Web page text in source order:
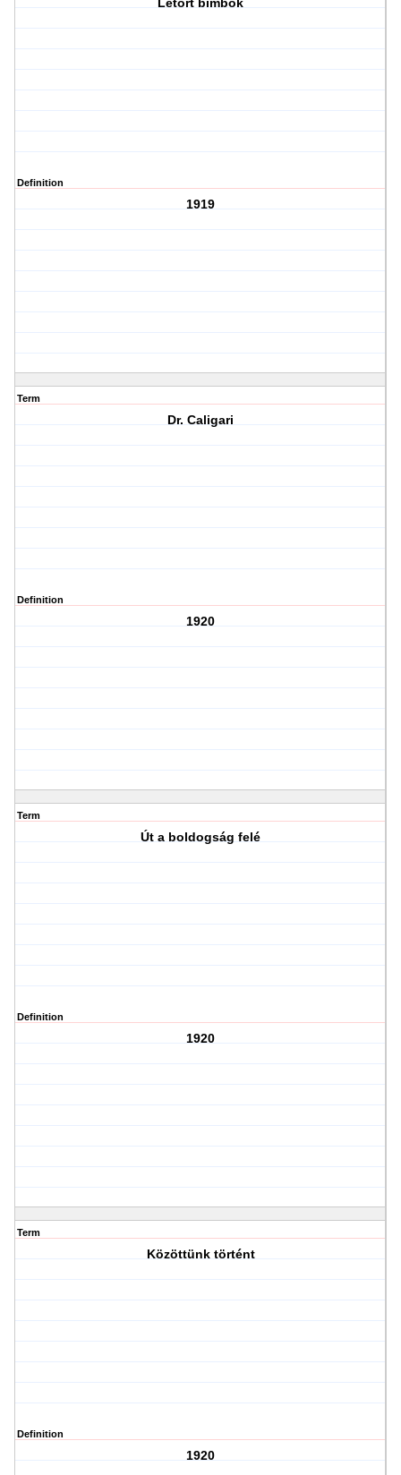
Letört bimbók
Definition
1919
Term
Dr. Caligari
Definition
1920
Term
Út a boldogság felé
Definition
1920
Term
Közöttünk történt
Definition
1920